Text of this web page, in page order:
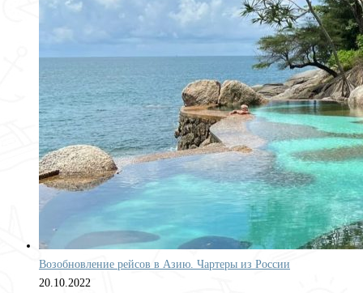
Возобновление рейсов в Азию. Чартеры из России
20.10.2022